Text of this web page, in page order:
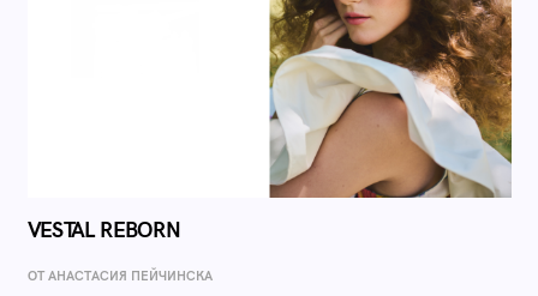
VESTAL REBORN
ОТ AНАСТАСИЯ ПЕЙЧИНСКА